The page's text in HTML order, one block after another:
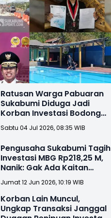
Ratusan Warga Pabuaran
Sukabumi Diduga Jadi
Korban Investasi Bodong
AMV, Rugi Miliaran
Sabtu 04 Jul 2026, 08:35 WIB
Pengusaha Sukabumi Tagih
Investasi MBG Rp218,25 M,
Nanik: Gak Ada Kaitan
dengan BGN, Itu Personal
Jumat 12 Jun 2026, 10:19 WIB
Korban Lain Muncul,
Ungkap Transaksi Janggal